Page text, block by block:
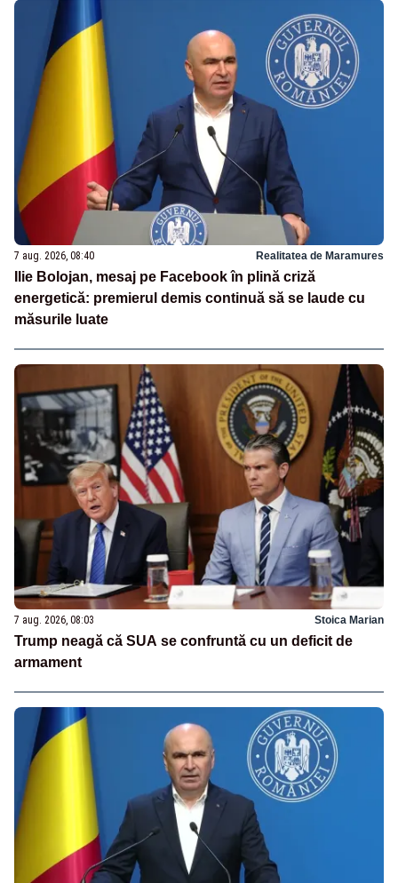
7 aug. 2026, 08:40 Realitatea de Maramures
Ilie Bolojan, mesaj pe Facebook în plină criză
energetică: premierul demis continuă să se laude cu
măsurile luate
7 aug. 2026, 08:03 Stoica Marian
Trump neagă că SUA se confruntă cu un deficit de
armament